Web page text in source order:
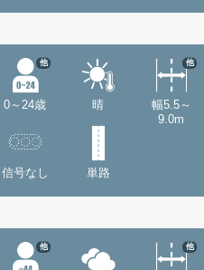
0～24歳
他
晴
幅5.5～
9.0m
他
信号なし 単路
他 他